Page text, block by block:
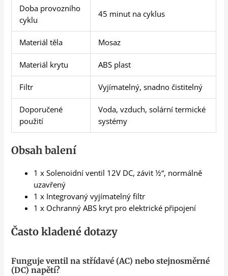
Doba provozního
cyklu
45 minut na cyklus
Materiál těla Mosaz
Materiál krytu ABS plast
Filtr Vyjímatelný, snadno čistitelný
Doporučené
použití
Voda, vzduch, solární termické
systémy
Obsah balení
1 x Solenoidní ventil 12V DC, závit ½“, normálně
uzavřený
1 x Integrovaný vyjímatelný filtr
1 x Ochranný ABS kryt pro elektrické připojení
Často kladené dotazy
Funguje ventil na střídavé (AC) nebo stejnosměrné
(DC) napětí?